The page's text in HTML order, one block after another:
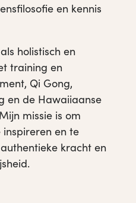
en kennis
holistisch en
training en
Qi Gong,
en de Hawaiiaanse
missie is om
en te
kracht en